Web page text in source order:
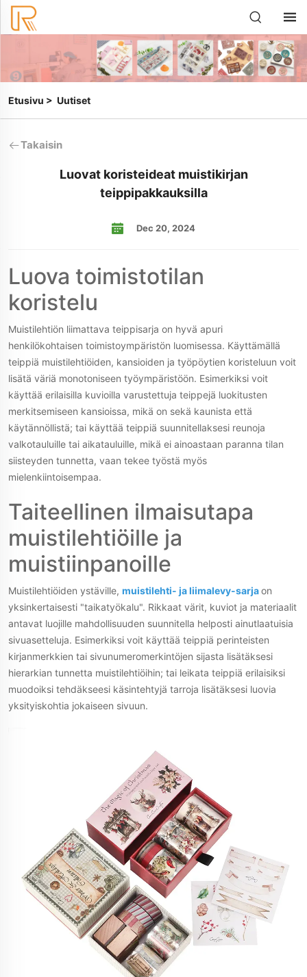
Etusivu > Uutiset
Takaisin
Luovat koristeideat muistikirjan
teippipakkauksilla
Dec 20, 2024
Luova toimistotilan
koristelu
Muistilehtiön liimattava teippisarja on hyvä apuri
henkilökohtaisen toimistoympäristön luomisessa. Käyttämällä
teippiä muistilehtiöiden, kansioiden ja työpöytien koristeluun voit
lisätä väriä monotoniseen työympäristöön. Esimerkiksi voit
käyttää erilaisilla kuvioilla varustettuja teippejä luokitusten
merkitsemiseen kansioissa, mikä on sekä kaunista että
käytännöllistä; tai käyttää teippiä suunnitellaksesi reunoja
valkotauluille tai aikatauluille, mikä ei ainoastaan paranna tilan
siisteyden tunnetta, vaan tekee työstä myös
mielenkiintoisempaa.
Taiteellinen ilmaisutapa
muistilehtiöille ja
muistiinpanoille
Muistilehtiöiden ystäville, muistilehti- ja liimalevy-sarjaon
yksinkertaisesti "taikatyökalu". Rikkaat värit, kuviot ja materiaalit
antavat luojille mahdollisuuden suunnitella helposti ainutlaatuisia
sivuasetteluja. Esimerkiksi voit käyttää teippiä perinteisten
kirjanmerkkien tai sivunumeromerkintöjen sijasta lisätäksesi
hierarkian tunnetta muistilehtiöihin; tai leikata teippiä erilaisiksi
muodoiksi tehdäkseesi käsintehtyjä tarroja lisätäksesi luovia
yksityiskohtia jokaiseen sivuun.